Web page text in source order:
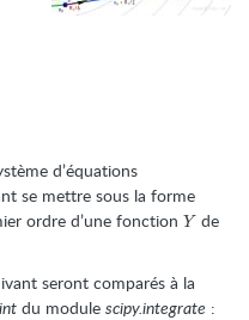
d’équations
se mettre sous la forme
ordre d’une fonction Y
Yde
seront comparés à la
du module scipy.integrate :